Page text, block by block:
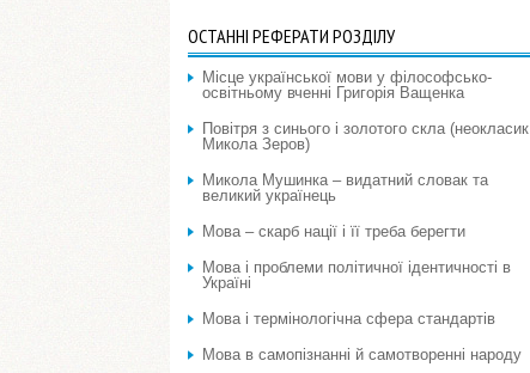
ОСТАННІ РЕФЕРАТИ РОЗДІЛУ
Місце української мови у філософсько-
освітньому вченні Григорія Ващенка
Повітря з синього і золотого скла (неокласик
Микола Зеров)
Микола Мушинка – видатний словак та
великий українець
Мова – скарб нації і її треба берегти
Мова і проблеми політичної ідентичності в
Україні
Мова і термінологічна сфера стандартів
Мова в самопізнанні й самотворенні народу